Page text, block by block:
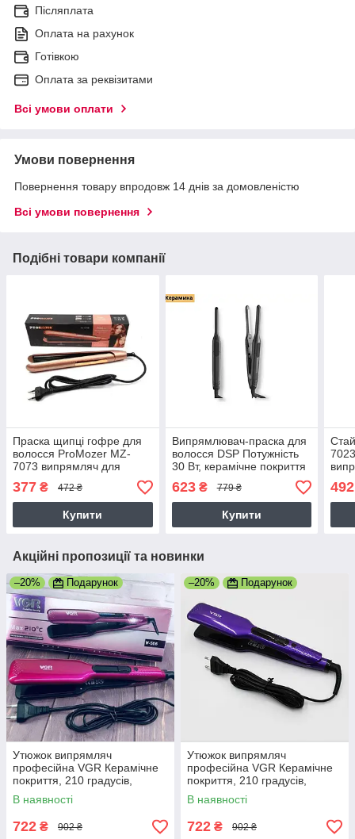
Післяплата
Оплата на рахунок
Готівкою
Оплата за реквізитами
Всі умови оплати
Умови повернення
Повернення товару впродовж 14 днів за домовленістю
Всі умови повернення
Подібні товари компанії
Праска щипці гофре для
волосся ProMozer MZ-
7073 випрямляч для
волосся керамічне
покриття 30 Вт
377 ₴ 472 ₴
Купити
Випрямлювач-праска для
волосся DSP Потужність
30 Вт, керамічне покриття
пластин, сірий/металік
(10443)
623₴ 779 ₴
Купити
60
492
Акційні пропозиції та новинки
–20% Подарунок
Утюжок випрямляч
професійна VGR Керамічне
покриття, 210 градусів,
Рожевий
В наявності
722 ₴ 902 ₴
–20% Подарунок
Утюжок випрямляч
професійна VGR Керамічне
покриття, 210 градусів,
Фіолетовий
В наявності
722 ₴ 902 ₴